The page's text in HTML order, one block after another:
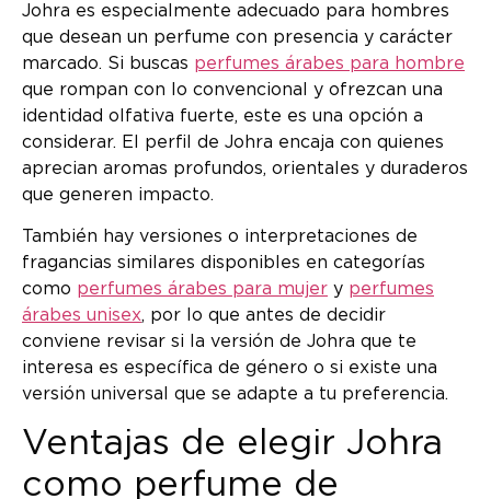
Johra es especialmente adecuado para hombres
que desean un perfume con presencia y carácter
marcado. Si buscas perfumes árabes para hombre
que rompan con lo convencional y ofrezcan una
identidad olfativa fuerte, este es una opción a
considerar. El perfil de Johra encaja con quienes
aprecian aromas profundos, orientales y duraderos
que generen impacto.
También hay versiones o interpretaciones de
fragancias similares disponibles en categorías
como perfumes árabes para mujer y perfumes
árabes unisex, por lo que antes de decidir
conviene revisar si la versión de Johra que te
interesa es específica de género o si existe una
versión universal que se adapte a tu preferencia.
Ventajas de elegir Johra
como perfume de